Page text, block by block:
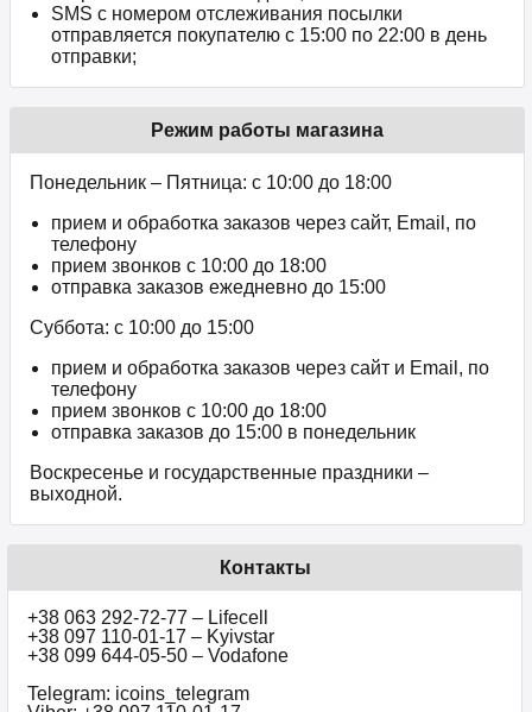
SMS с номером отслеживания посылки
отправляется покупателю с 15:00 по 22:00 в день
отправки;
Режим работы магазина
Понедельник – Пятница: с 10:00 до 18:00
прием и обработка заказов через сайт, Email, по
телефону
прием звонков c 10:00 до 18:00
отправка заказов ежедневно до 15:00
Суббота: с 10:00 до 15:00
прием и обработка заказов через сайт и Email, по
телефону
прием звонков c 10:00 до 18:00
отправка заказов до 15:00 в понедельник
Воскресенье и государственные праздники –
выходной.
Контакты
+38 063 292-72-77 – Lifecell
+38 097 110-01-17 – Kyivstar
+38 099 644-05-50 – Vodafone
Telegram: icoins_telegram